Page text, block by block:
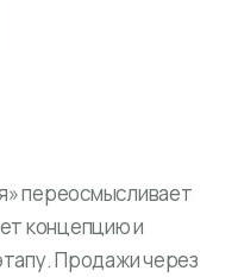
переосмысливает
концепцию и
Продажи через